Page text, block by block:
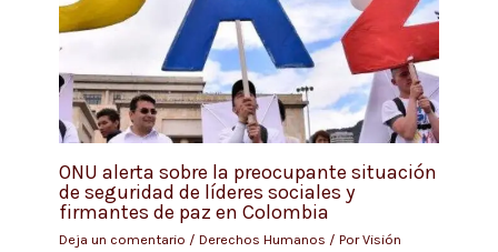
ONU alerta sobre la preocupante situación
de seguridad de líderes sociales y
firmantes de paz en Colombia
Deja un comentario / Derechos Humanos / PorVisión